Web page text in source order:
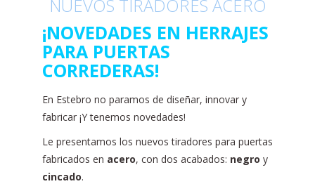
NUEVOS TIRADORES ACERO
¡NOVEDADES EN HERRAJES
PARA PUERTAS
CORREDERAS!
En Estebro no paramos de diseñar, innovar y
fabricar ¡Y tenemos novedades!
Le presentamos los nuevos tiradores para puertas
fabricados en acero, con dos acabados: negro y
cincado.